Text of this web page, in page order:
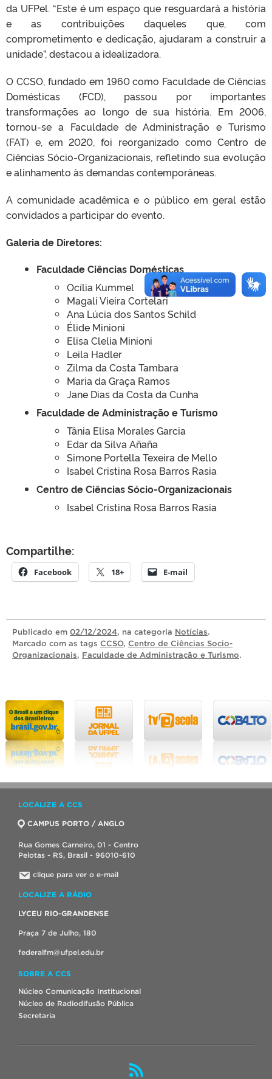
da UFPel. “Este é um espaço que resguardará a história
e as contribuições daqueles que, com
comprometimento e dedicação, ajudaram a construir a
unidade”, destacou a idealizadora.
O CCSO, fundado em 1960 como Faculdade de Ciências
Domésticas (FCD), passou por importantes
transformações ao longo de sua história. Em 2006,
tornou-se a Faculdade de Administração e Turismo
(FAT) e, em 2020, foi reorganizado como Centro de
Ciências Sócio-Organizacionais, refletindo sua evolução
e alinhamento às demandas contemporâneas.
A comunidade acadêmica e o público em geral estão
convidados a participar do evento.
Galeria de Diretores:
Faculdade Ciências Domésticas
Ocília Kummel
Magali Vieira Cortelari
Ana Lúcia dos Santos Schild
Élide Minioni
Elisa Clelia Minioni
Leila Hadler
Zilma da Costa Tambara
Maria da Graça Ramos
Jane Dias da Costa da Cunha
Faculdade de Administração e Turismo
Tânia Elisa Morales Garcia
Edar da Silva Añaña
Simone Portella Texeira de Mello
Isabel Cristina Rosa Barros Rasia
Centro de Ciências Sócio-Organizacionais
Isabel Cristina Rosa Barros Rasia
Compartilhe:
Facebook 18+ E-mail
Publicado em 02/12/2024, na categoria Notícias.
Marcado com as tags CCSO, Centro de Ciências Socio-
Organizacionais, Faculdade de Administração e Turismo.
LOCALIZE A CCS
CAMPUS PORTO / ANGLO
Rua Gomes Carneiro, 01 - Centro
Pelotas - RS, Brasil - 96010-610
clique para ver o e-mail
LOCALIZE A RÁDIO
LYCEU RIO-GRANDENSE
Praça 7 de Julho, 180
federalfm@ufpel.edu.br
SOBRE A CCS
Núcleo Comunicação Institucional
Núcleo de Radiodifusão Pública
Secretaria